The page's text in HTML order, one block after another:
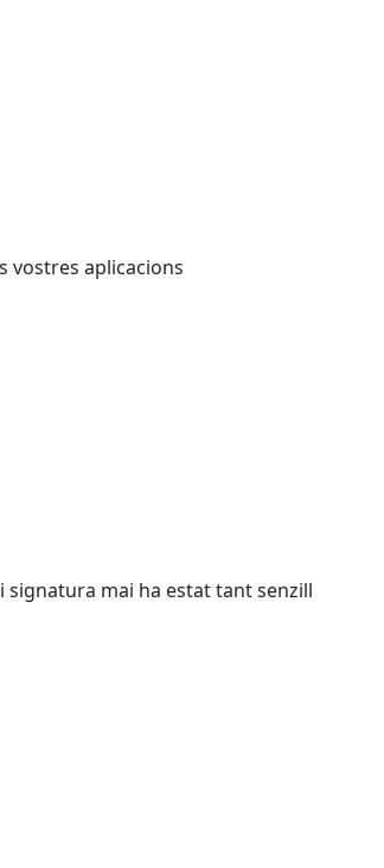
vostres aplicacions
mai ha estat tant senzill